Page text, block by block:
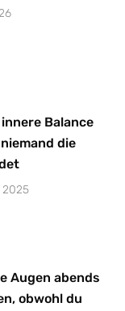
Balance
die
2025
Augen abends
obwohl du